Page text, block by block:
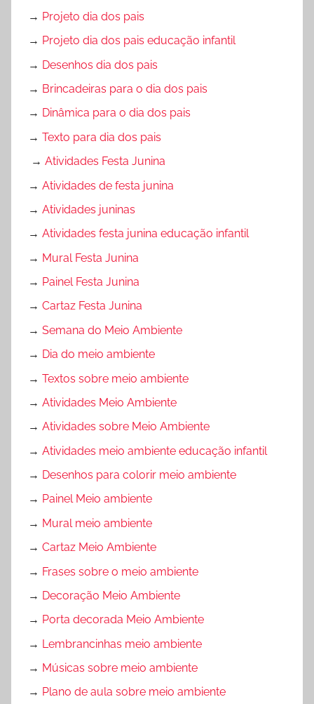
→ Projeto dia dos pais
→ Projeto dia dos pais educação infantil
→ Desenhos dia dos pais
→ Brincadeiras para o dia dos pais
→ Dinâmica para o dia dos pais
→ Texto para dia dos pais
→ Atividades Festa Junina
→ Atividades de festa junina
→ Atividades juninas
→ Atividades festa junina educação infantil
→ Mural Festa Junina
→ Painel Festa Junina
→ Cartaz Festa Junina
→ Semana do Meio Ambiente
→ Dia do meio ambiente
→ Textos sobre meio ambiente
→ Atividades Meio Ambiente
→ Atividades sobre Meio Ambiente
→ Atividades meio ambiente educação infantil
→ Desenhos para colorir meio ambiente
→ Painel Meio ambiente
→ Mural meio ambiente
→ Cartaz Meio Ambiente
→ Frases sobre o meio ambiente
→ Decoração Meio Ambiente
→ Porta decorada Meio Ambiente
→ Lembrancinhas meio ambiente
→ Músicas sobre meio ambiente
→ Plano de aula sobre meio ambiente